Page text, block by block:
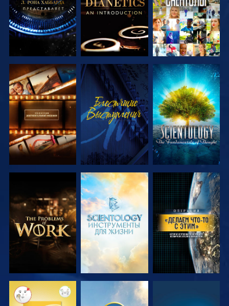
СМОТРЕТЬ
ПЕРЕДАЧИ
СМОТРЕТЬ
СМОТРЕТЬ
ПЕРЕДАЧИ
СМОТРЕТЬ
ПЕРЕДАЧИ
СМОТРЕТЬ
ПЕРЕДАЧИ
СМОТРЕТЬ